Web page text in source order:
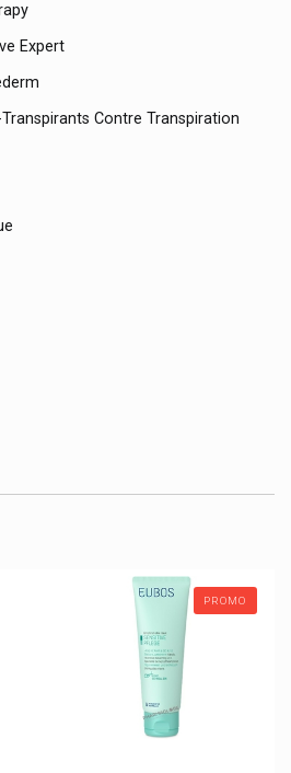
Expert
Contre Transpiration
Verrues
Enfants
PROMO